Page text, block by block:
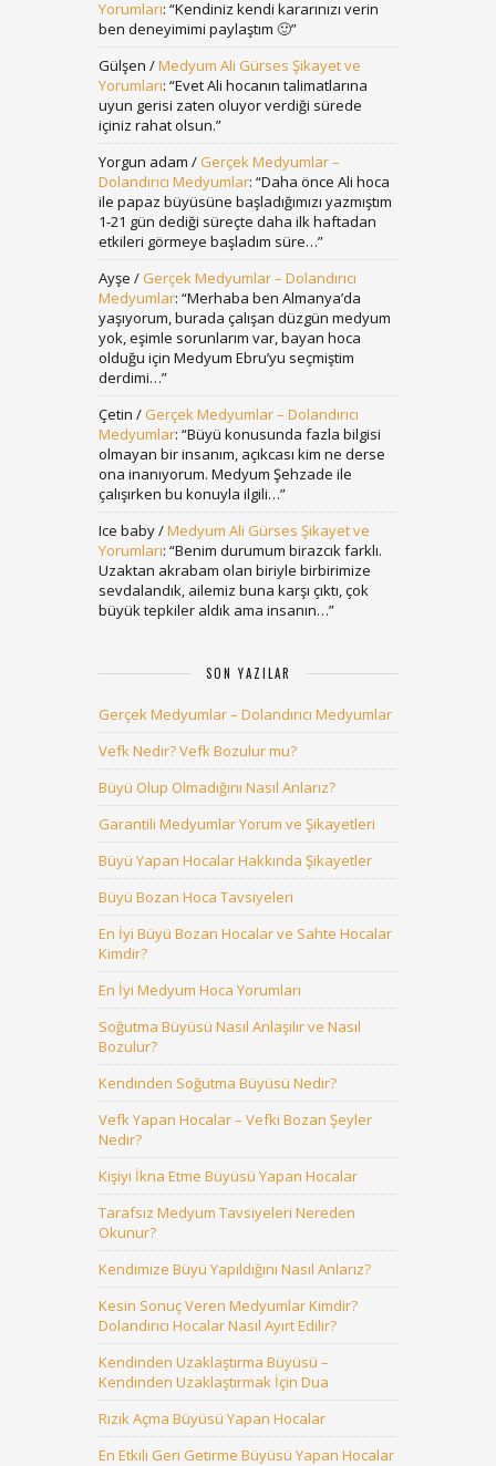
Yorumları: “Kendiniz kendi kararınızı verin
ben deneyimimi paylaştım 🙂”
Gülşen /Medyum Ali Gürses Şikayet ve
Yorumları: “Evet Ali hocanın talimatlarına
uyun gerisi zaten oluyor verdiği sürede
içiniz rahat olsun.”
Yorgun adam / Gerçek Medyumlar –
Dolandırıcı Medyumlar: “Daha önce Ali hoca
ile papaz büyüsüne başladığımızı yazmıştım
1-21 gün dediği süreçte daha ilk haftadan
etkileri görmeye başladım süre…”
Ayşe / Gerçek Medyumlar – Dolandırıcı
Medyumlar: “Merhaba ben Almanya’da
yaşıyorum, burada çalışan düzgün medyum
yok, eşimle sorunlarım var, bayan hoca
olduğu için Medyum Ebru’yu seçmiştim
derdimi…”
Çetin / Gerçek Medyumlar – Dolandırıcı
Medyumlar: “Büyü konusunda fazla bilgisi
olmayan bir insanım, açıkcası kim ne derse
ona inanıyorum. Medyum Şehzade ile
çalışırken bu konuyla ilgili…”
Ice baby/Medyum Ali Gürses Şikayet ve
Yorumları: “Benim durumum birazcık farklı.
Uzaktan akrabam olan biriyle birbirimize
sevdalandık, ailemiz buna karşı çıktı, çok
büyük tepkiler aldık ama insanın…”
SON YAZILAR
Gerçek Medyumlar – Dolandırıcı Medyumlar
Vefk Nedir? Vefk Bozulur mu?
Büyü Olup Olmadığını Nasıl Anlarız?
Garantili Medyumlar Yorum ve Şikayetleri
Büyü Yapan Hocalar Hakkında Şikayetler
Büyü Bozan Hoca Tavsiyeleri
En İyi Büyü Bozan Hocalar ve Sahte Hocalar
Kimdir?
En İyi Medyum Hoca Yorumları
Soğutma Büyüsü Nasıl Anlaşılır ve Nasıl
Bozulur?
Kendinden Soğutma Büyüsü Nedir?
Vefk Yapan Hocalar – Vefki Bozan Şeyler
Nedir?
Kişiyi İkna Etme Büyüsü Yapan Hocalar
Tarafsız Medyum Tavsiyeleri Nereden
Okunur?
Kendimize Büyü Yapıldığını Nasıl Anlarız?
Kesin Sonuç Veren Medyumlar Kimdir?
Dolandırıcı Hocalar Nasıl Ayırt Edilir?
Kendinden Uzaklaştırma Büyüsü –
Kendinden Uzaklaştırmak İçin Dua
Rızık Açma Büyüsü Yapan Hocalar
En Etkili Geri Getirme Büyüsü Yapan Hocalar